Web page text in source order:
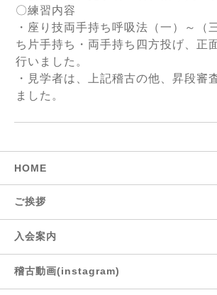
〇練習内容
・座り技両手持ち呼吸法（一）～（
ち片手持ち・両手持ち四方投げ、正
行いました。
・見学者は、上記稽古の他、昇段審
ました。
HOME
ご挨拶
入会案内
稽古動画(instagram)